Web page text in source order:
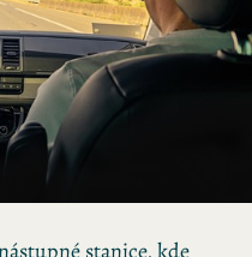
stanice, kde